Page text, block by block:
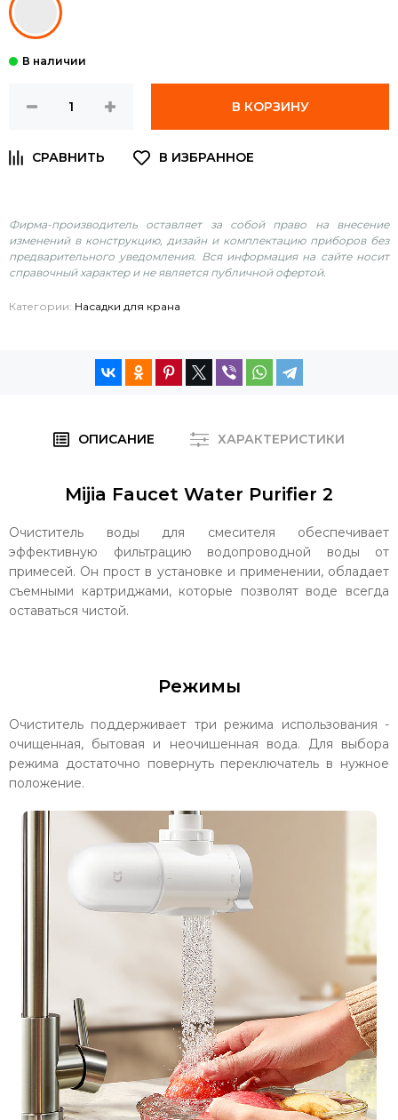
В КОРЗИНУ
Фирма-производитель оставляет за собой право на внесение
изменений в конструкцию, дизайн и комплектацию приборов без
предварительного уведомления. Вся информация на сайте носит
справочный характер и не является публичной офертой.
Категории: Насадки для крана
ОПИСАНИЕ ХАРАКТЕРИСТИКИ
Mijia Faucet Water Purifier 2
Очиститель воды для смесителя обеспечивает
эффективную фильтрацию водопроводной воды от
примесей. Он прост в установке и применении, обладает
съемными картриджами, которые позволят воде всегда
оставаться чистой.
Режимы
Очиститель поддерживает три режима использования -
очищенная, бытовая и неочишенная вода. Для выбора
режима достаточно повернуть переключатель в нужное
положение.